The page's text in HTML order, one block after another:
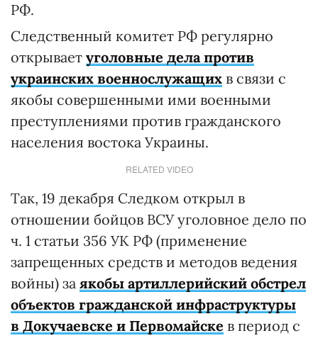
РФ.
Следственный комитет РФ регулярно
открывает уголовные дела против
украинских военнослужащих в связи с
якобы совершенными ими военными
преступлениями против гражданского
населения востока Украины.
RELATED VIDEO
Так, 19 декабря Следком открыл в
отношении бойцов ВСУ уголовное дело по
ч. 1 статьи 356 УК РФ (применение
запрещенных средств и методов ведения
войны) за якобы артиллерийский обстрел
объектов гражданской инфраструктуры
в Докучаевске и Первомайске в период с